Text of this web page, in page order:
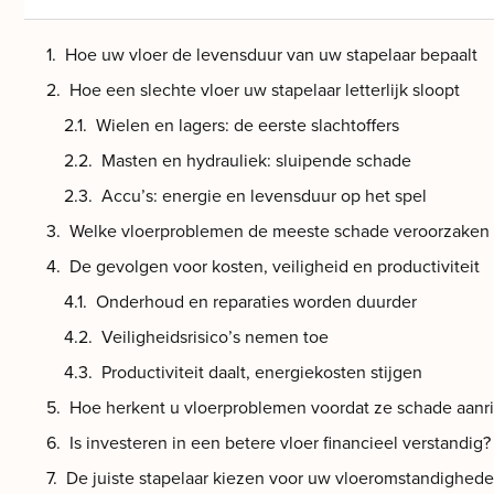
Hoe uw vloer de levensduur van uw stapelaar bepaalt
Hoe een slechte vloer uw stapelaar letterlijk sloopt
Wielen en lagers: de eerste slachtoffers
Masten en hydrauliek: sluipende schade
Accu’s: energie en levensduur op het spel
Welke vloerproblemen de meeste schade veroorzaken
De gevolgen voor kosten, veiligheid en productiviteit
Onderhoud en reparaties worden duurder
Veiligheidsrisico’s nemen toe
Productiviteit daalt, energiekosten stijgen
Hoe herkent u vloerproblemen voordat ze schade
Is investeren in een betere vloer financieel verstandig?
De juiste stapelaar kiezen voor uw